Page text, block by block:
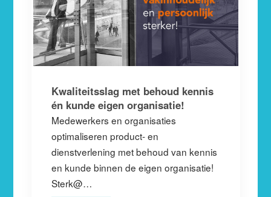
Kwaliteitsslag met behoud kennis
én kunde eigen organisatie!
Medewerkers en organisaties
optimaliseren product- en
dienstverlening met behoud van kennis
en kunde binnen de eigen organisatie!
Sterk@…